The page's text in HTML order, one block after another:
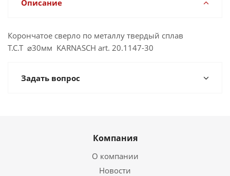
Описание
Корончатое сверло по металлу твердый сплав
Т.С.Т ⌀30мм KARNASCH art. 20.1147-30
Задать вопрос
Компания
О компании
Новости